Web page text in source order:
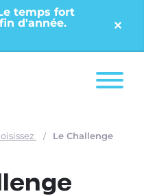
temps fort
d'année.
✕︎
Le Challenge